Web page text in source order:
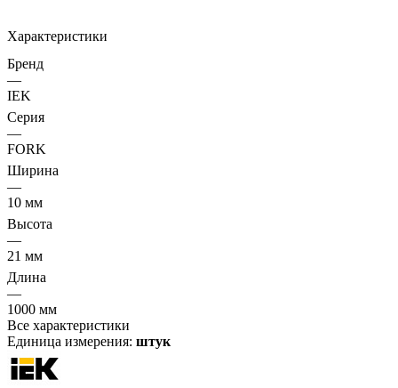
Характеристики
Бренд
—
IEK
Серия
—
FORK
Ширина
—
10 мм
Высота
—
21 мм
Длина
—
1000 мм
Все характеристики
Единица измерения: штук